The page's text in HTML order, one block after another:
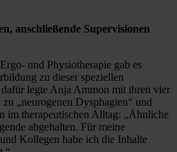
anschließende Supervisionen
und Physiotherapie gab es
zu dieser speziellen
legte Anja Ammon mit ihren vier
„neurogenen Dysphagien“ und
im therapeutischen Alltag: „Ähnliche
abgehalten. Für meine
Kollegen habe ich die Inhalte